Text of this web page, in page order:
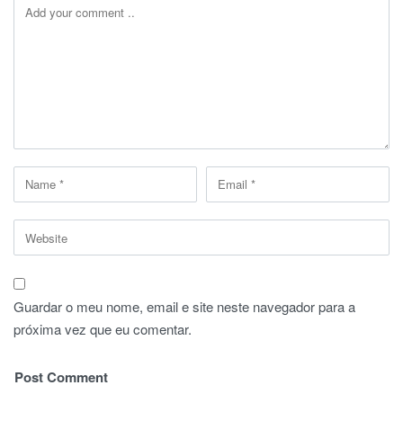
Guardar o meu nome, email e site neste navegador para a
próxima vez que eu comentar.